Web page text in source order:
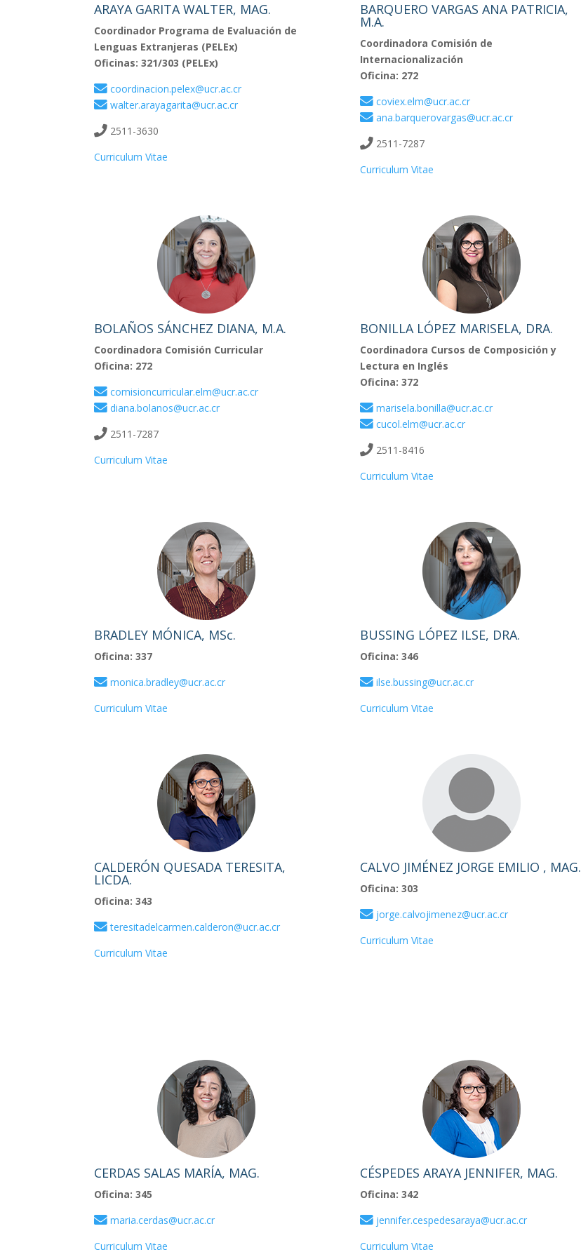
ARAYA GARITA WALTER, MAG.
Coordinador Programa de Evaluación de
Lenguas Extranjeras (PELEx)
Oficinas: 321/303 (PELEx)
coordinacion.pelex@ucr.ac.cr
walter.arayagarita@ucr.ac.cr
2511-3630
Curriculum Vitae
BARQUERO VARGAS ANA PATRICIA,
M.A.
Coordinadora Comisión de
Internacionalización
Oficina: 272
coviex.elm@ucr.ac.cr
ana.barquerovargas@ucr.ac.cr
2511-7287
Curriculum Vitae
BOLAÑOS SÁNCHEZ DIANA, M.A.
Coordinadora Comisión Curricular
Oficina: 272
comisioncurricular.elm@ucr.ac.cr
diana.bolanos@ucr.ac.cr
2511-7287
Curriculum Vitae
BONILLA LÓPEZ MARISELA, DRA.
Coordinadora Cursos de Composición y
Lectura en Inglés
Oficina: 372
marisela.bonilla@ucr.ac.cr
cucol.elm@ucr.ac.cr
2511-8416
Curriculum Vitae
BRADLEY MÓNICA, MSc.
Oficina: 337
monica.bradley@ucr.ac.cr
Curriculum Vitae
BUSSING LÓPEZ ILSE, DRA.
Oficina: 346
ilse.bussing@ucr.ac.cr
Curriculum Vitae
CALDERÓN QUESADA TERESITA,
LICDA.
Oficina: 343
teresitadelcarmen.calderon@ucr.ac.cr
Curriculum Vitae
CALVO JIMÉNEZ JORGE EMILIO , MAG.
Oficina: 303
jorge.calvojimenez@ucr.ac.cr
Curriculum Vitae
CERDAS SALAS MARÍA, MAG.
Oficina: 345
maria.cerdas@ucr.ac.cr
Curriculum Vitae
CÉSPEDES ARAYA JENNIFER, MAG.
Oficina: 342
jennifer.cespedesaraya@ucr.ac.cr
Curriculum Vitae